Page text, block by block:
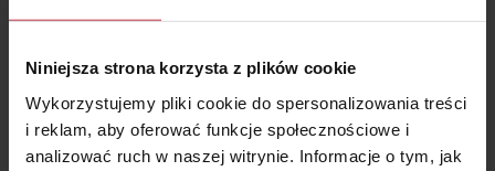
Niniejsza strona korzysta z plików cookie
Wykorzystujemy pliki cookie do spersonalizowania treści
i reklam, aby oferować funkcje społecznościowe i
analizować ruch w naszej witrynie. Informacje o tym, jak
Nie można pokazać tej sekcji, ponieważ nie jesteś